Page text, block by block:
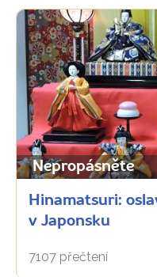
Nepropásněte
Hinamatsuri:
v Japonsku
7107 přečtení